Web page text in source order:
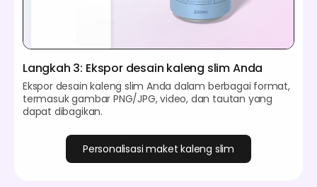
Langkah 3: Ekspor desain kaleng slim Anda
Ekspor desain kaleng slim Anda dalam berbagai format,
termasuk gambar PNG/JPG, video, dan tautan yang
dapat dibagikan.
Personalisasi maket kaleng slim